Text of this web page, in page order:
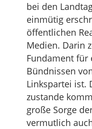
bei den
einmütig
öffentlichen
Medien. Darin
Fundament für
Bündnissen
Linkspartei ist.
zustande
große Sorge
vermutlich